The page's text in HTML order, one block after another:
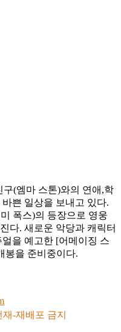
(엠마 스톤)와의 연애,학
쁜 일상을 보내고 있다.
폭스)의 등장으로 영웅
다. 새로운 악당과 캐릭터
을 예고한 [어메이징 스
봉을 준비중이다.
-재배포 금지